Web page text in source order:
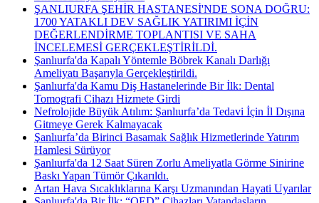
ŞANLIURFA ŞEHİR HASTANESİ'NDE SONA DOĞRU:
1700 YATAKLI DEV SAĞLIK YATIRIMI İÇİN
DEĞERLENDİRME TOPLANTISI VE SAHA
İNCELEMESİ GERÇEKLEŞTİRİLDİ.
Şanlıurfa'da Kapalı Yöntemle Böbrek Kanalı Darlığı
Ameliyatı Başarıyla Gerçekleştirildi.
Şanlıurfa'da Kamu Diş Hastanelerinde Bir İlk: Dental
Tomografi Cihazı Hizmete Girdi
Nefrolojide Büyük Atılım: Şanlıurfa’da Tedavi İçin İl Dışına
Gitmeye Gerek Kalmayacak
Şanlıurfa’da Birinci Basamak Sağlık Hizmetlerinde Yatırım
Hamlesi Sürüyor
Şanlıurfa'da 12 Saat Süren Zorlu Ameliyatla Görme Sinirine
Baskı Yapan Tümör Çıkarıldı.
Artan Hava Sıcaklıklarına Karşı Uzmanından Hayati Uyarılar